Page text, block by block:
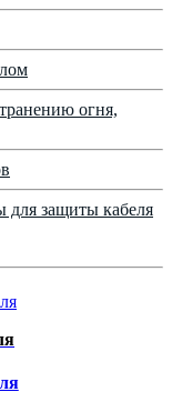
огня,
для защиты кабеля